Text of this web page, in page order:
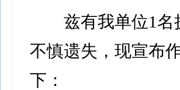
兹有我单位1名
不慎遗失，现宣布
下：